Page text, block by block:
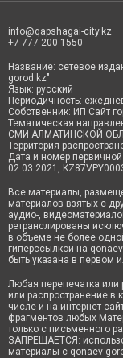
info@qapshagai-city.kz
+7 777 200 1550
Название: сетевое
gorod.kz"
Язык: русский
Периодичность:
Собственник: ИП Сайт
Тематическая
СМИ АЛМАТИНСКОЙ
Территория
Дата и номер
02.03.2021,
Все материалы,
материалов взятых с
аудио-,
ретранслированы
в объеме не более
гиперссылкой на
быть указана в первом
Любая перепечатка или
или распространение в
числе и на интернет-
фрагментов любых
только с письменного
ЗАПРЕЩАЕТСЯ:
материалы с qonaev-